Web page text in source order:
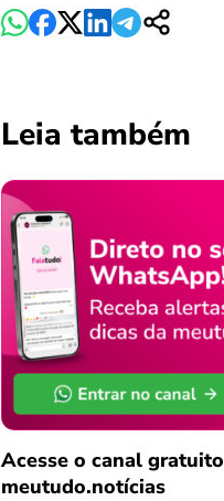
Leia também
Acesse o canal gratuito
meutudo.notícias